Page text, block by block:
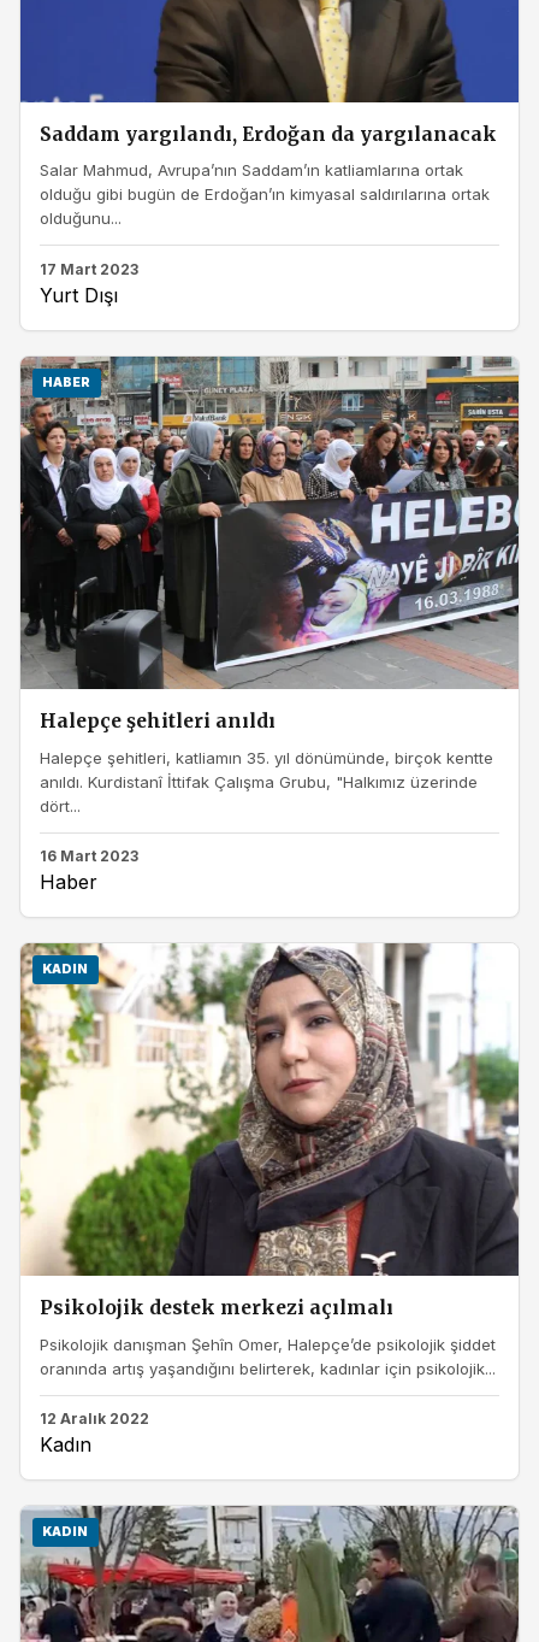
Saddam yargılandı, Erdoğan da yargılanacak
Salar Mahmud, Avrupa’nın Saddam’ın katliamlarına ortak
olduğu gibi bugün de Erdoğan’ın kimyasal saldırılarına ortak
olduğunu...
17 Mart 2023
Yurt Dışı
HABER
Halepçe şehitleri anıldı
Halepçe şehitleri, katliamın 35. yıl dönümünde, birçok kentte
anıldı. Kurdistanî İttifak Çalışma Grubu, "Halkımız üzerinde
dört...
16 Mart 2023
Haber
KADIN
Psikolojik destek merkezi açılmalı
Psikolojik danışman Şehîn Omer, Halepçe’de psikolojik şiddet
oranında artış yaşandığını belirterek, kadınlar için psikolojik...
12 Aralık 2022
Kadın
KADIN